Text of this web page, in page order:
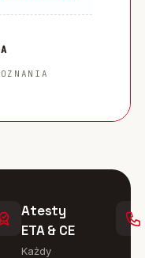
Atesty
ETA & CE
Każdy